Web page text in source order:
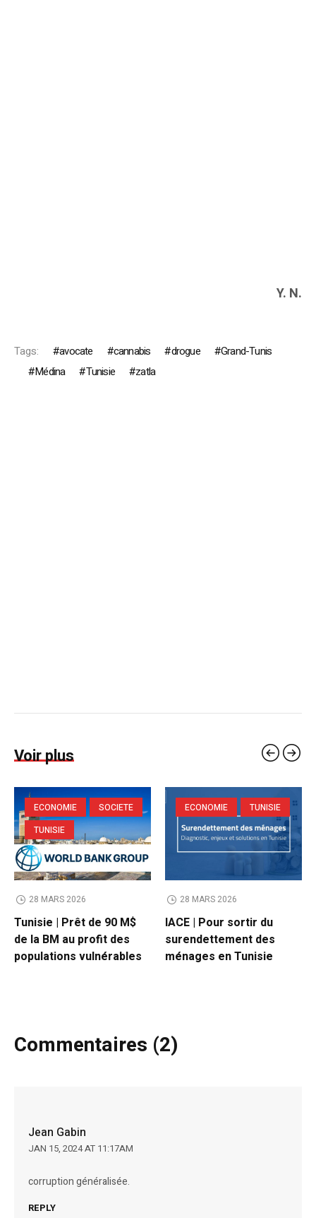
Y. N.
Tags: avocate cannabis drogue
Grand-Tunis
Médina
Tunisie zatla
Voir plus
ECONOMIE
SOCIETE
TUNISIE
28 MARS 2026
Tunisie | Prêt de 90 M$
de la BM au profit des
populations vulnérables
ECONOMIE TUNISIE
28 MARS 2026
IACE | Pour sortir du
surendettement des
ménages en Tunisie
Commentaires (2)
Jean Gabin
JAN 15, 2024 AT 11:17AM
corruption généralisée.
REPLY